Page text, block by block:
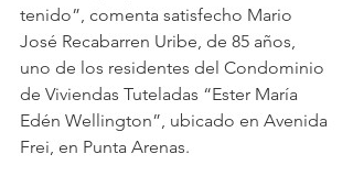
tenido”, comenta satisfecho Mario
José Recabarren Uribe, de 85 años,
uno de los residentes del Condominio
de Viviendas Tuteladas “Ester María
Edén Wellington”, ubicado en Avenida
Frei, en Punta Arenas.